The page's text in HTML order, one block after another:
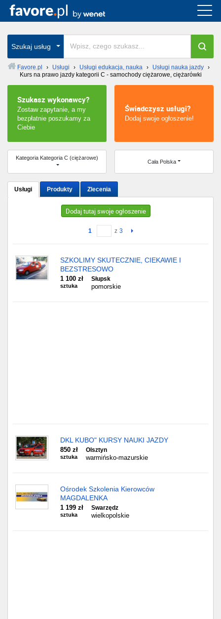
Szukaj usług
Favore.pl › Usługi › Usługi edukacja, nauka › Usługi nauka jazdy ›
Kurs na prawo jazdy kategorii C - samochody ciężarowe, ciężarówki
Szukasz wykonawcy?
Zostaw zapytanie, a my
bezpłatnie poszukamy za
Ciebie
Świadczysz usługi?
Dodaj swoje ogłoszenie!
Kategoria Kategoria C (ciężarowe)
Cała Polska
Usługi Produkty Zlecenia
Dodaj tutaj swoje ogłoszenie
1 z 3
SZKOLIMY SKUTECZNIE, CIEKAWIE I
BEZSTRESOWO
1 100 zł
sztuka
Słupsk
pomorskie
DKL KUBO" KURSY NAUKI JAZDY
850 zł
sztuka
Olsztyn
warmińsko-mazurskie
Ośrodek Szkolenia Kierowców
MAGDALENKA
1 199 zł
sztuka
Swarzędz
wielkopolskie
Cała Polska
wszystkie w całym kraju
Wrocław
Kraków
Poznań
Łódź
Katowice
Chorzów
Częstochowa
Olsztyn